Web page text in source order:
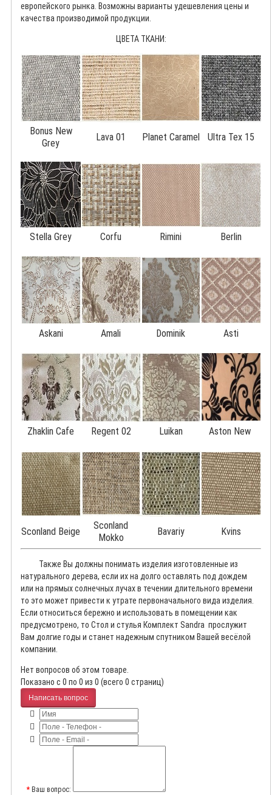
европейского рынка. Возможны варианты удешевления цены и
качества производимой продукции.
ЦВЕТА ТКАНИ:
Bonus New
Grey
Lava 01 Planet Caramel Ultra Tex 15
Stella Grey Corfu Rimini Berlin
Askani Amali Dominik Asti
Zhaklin Cafe Regent 02 Luikan Aston New
Sconland Beige
Sconland
Mokko
Bavariy Kvins
Также Вы должны понимать изделия изготовленные из
натурального дерева, если их на долго оставлять под дождем
или на прямых солнечных лучах в течении длительного времени
то это может привести к утрате первоначального вида изделия.
Если относиться бережно и использовать в помещении как
предусмотрено, то Стол и стулья Комплект Sandra прослужит
Вам долгие годы и станет надежным спутником Вашей весёлой
компании.
Нет вопросов об этом товаре.
Показано с 0 по 0 из 0 (всего 0 страниц)
Написать вопрос
Ваш вопрос: